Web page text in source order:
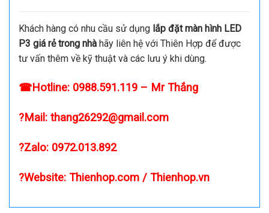
Khách hàng có nhu cầu sử dụng lắp đặt màn hình LED
P3 giá rẻ trong nhà hãy liên hệ với Thiên Hợp để được
tư vấn thêm về kỹ thuật và các lưu ý khi dùng.
☎Hotline: 0988.591.119 – Mr Thắng
?Mail: thang26292@gmail.com
?Zalo: 0972.013.892
?Website: Thienhop.com / Thienhop.vn